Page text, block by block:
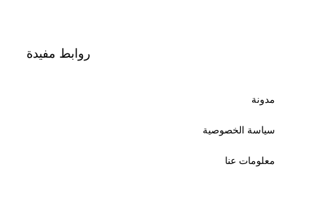
روابط مفيدة
مدونة
سياسة الخصوصية
معلومات عنا